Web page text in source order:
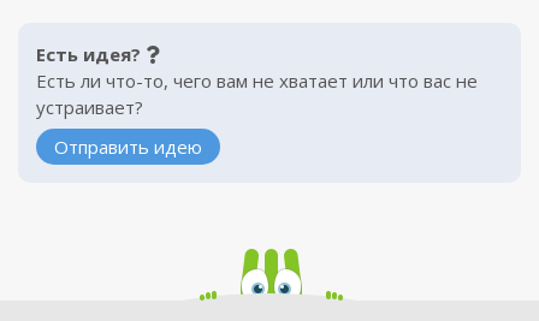
Есть идея?
Есть ли что-то, чего вам не хватает или что вас не
устраивает?
Отправить идею